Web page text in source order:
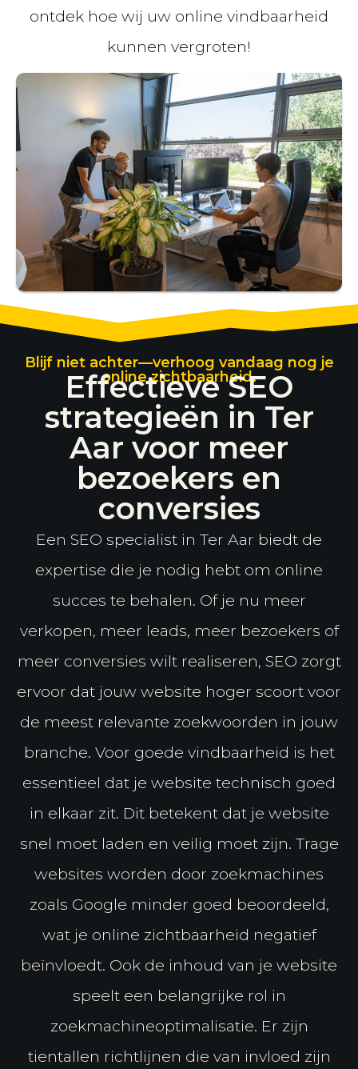
ontdek hoe wij uw online vindbaarheid
kunnen vergroten!
Blijf niet achter—verhoog vandaag nog je
online zichtbaarheid.
Effectieve SEO
strategieën in Ter
Aar voor meer
bezoekers en
conversies
Een SEO specialist in Ter Aar biedt de
expertise die je nodig hebt om online
succes te behalen. Of je nu meer
verkopen, meer leads, meer bezoekers of
meer conversies wilt realiseren, SEO zorgt
ervoor dat jouw website hoger scoort voor
de meest relevante zoekwoorden in jouw
branche. Voor goede vindbaarheid is het
essentieel dat je website technisch goed
in elkaar zit. Dit betekent dat je website
snel moet laden en veilig moet zijn. Trage
websites worden door zoekmachines
zoals Google minder goed beoordeeld,
wat je online zichtbaarheid negatief
beïnvloedt. Ook de inhoud van je website
speelt een belangrijke rol in
zoekmachineoptimalisatie. Er zijn
tientallen richtlijnen die van invloed zijn